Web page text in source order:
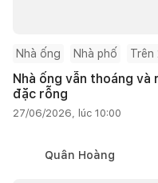
Nhà ống Nhà phố Trên
Nhà ống vẫn thoáng
đặc rỗng
27/06/2026, lúc 10:00
Quân Hoàng